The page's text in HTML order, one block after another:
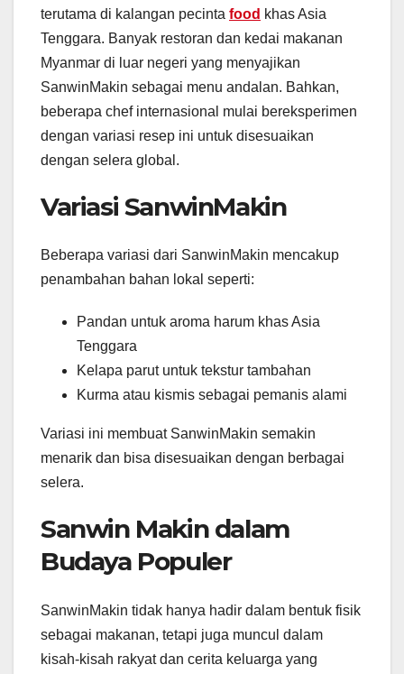
terutama di kalangan pecinta food khas Asia
Tenggara. Banyak restoran dan kedai makanan
Myanmar di luar negeri yang menyajikan
SanwinMakin sebagai menu andalan. Bahkan,
beberapa chef internasional mulai bereksperimen
dengan variasi resep ini untuk disesuaikan
dengan selera global.
Variasi SanwinMakin
Beberapa variasi dari SanwinMakin mencakup
penambahan bahan lokal seperti:
Pandan untuk aroma harum khas Asia
Tenggara
Kelapa parut untuk tekstur tambahan
Kurma atau kismis sebagai pemanis alami
Variasi ini membuat SanwinMakin semakin
menarik dan bisa disesuaikan dengan berbagai
selera.
Sanwin Makin dalam
Budaya Populer
SanwinMakin tidak hanya hadir dalam bentuk fisik
sebagai makanan, tetapi juga muncul dalam
kisah-kisah rakyat dan cerita keluarga yang